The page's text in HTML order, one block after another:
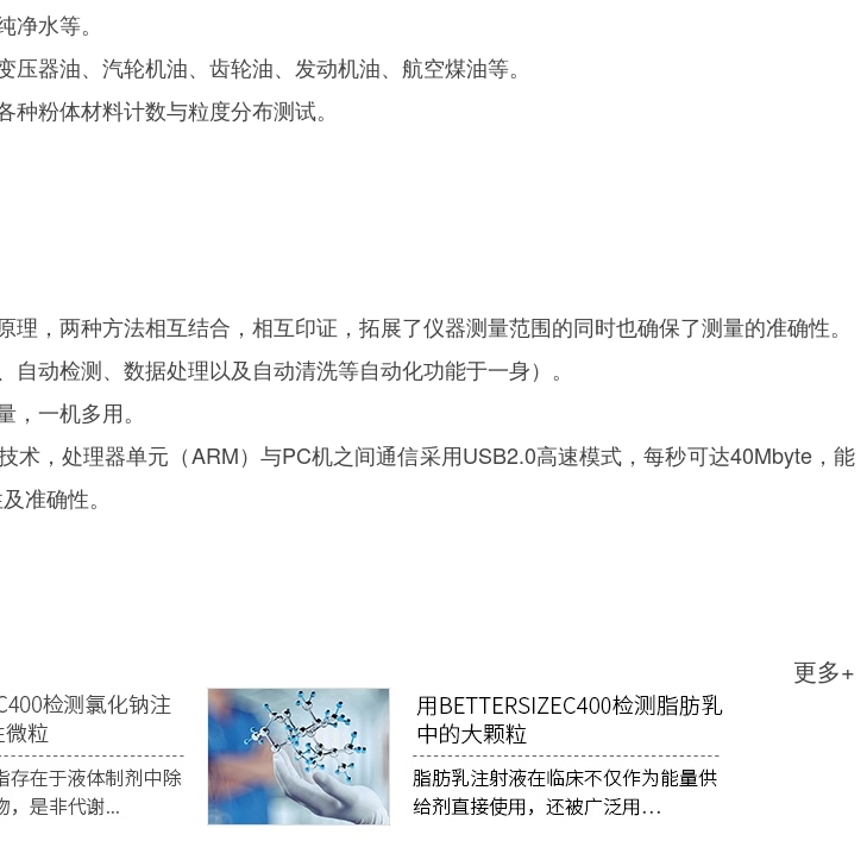
水等。
器油、汽轮机油、齿轮油、发动机油、航空煤油等。
粉体材料计数与粒度分布测试。
，两种方法相互结合，相互印证，拓展了仪器测量范围的同时也确保了测量的准确性。
动检测、数据处理以及自动清洗等自动化功能于一身）。
一机多用。
术，处理器单元（ARM）与PC机之间通信采用USB2.0高速模式，每秒可达40Mbyte，能
准确性。
更多+